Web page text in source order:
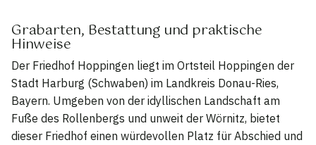
Grabarten, Bestattung und praktische
Hinweise
Der Friedhof Hoppingen liegt im Ortsteil Hoppingen der
Stadt Harburg (Schwaben) im Landkreis Donau-Ries,
Bayern. Umgeben von der idyllischen Landschaft am
Fuße des Rollenbergs und unweit der Wörnitz, bietet
dieser Friedhof einen würdevollen Platz für Abschied und